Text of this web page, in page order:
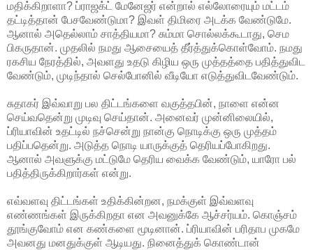
மதிக்கிறாளா? ப்ராஜக்ட் மேனேஜர் என்றால் எல்லோரையும் மட்டம்
தட்டித்தான் பேசவேண்டுமா? இவள் திமிரை அடக்க வேண்டுமே.
ஆனால் அதெல்லாம் சாத்தியமா? சும்மா சொல்லக்கூடாது, செம
பிகருதான். முதலில் நமது ஆசையைத் தீர்த்துக்கொள்வோம். நமது
ரகசிய நேரத்தில், அவளது உதடு கிழிய ஒரு முத்தத்தை பதித்துவிட
வேண்டும், முடிந்தால் செல்போனில் வீடியோ எடுத்துவிடவேண்டும்.
சுதாகர் இவ்வாறு பல திட்டங்களை வகுத்தபின், நாளை என்ன
செய்வதென்று முடிவு செய்தான். அனைவர் முன்னிலையில்,
ப்ரியாவின் உதட்டில் நச்சென்று நான்கு நொடிக்கு ஒரு முத்தம்
பதிப்பதென்று. அடுத்த நொடி யாருக்குத் தெரியப்போகிறது.
ஆனால் அவளுக்கு மட்டுமே தெரிய வைக்க வேண்டும், யாரோ பல்
பதித்திருக்கிறார்கள் என்று.
எவ்வளவு திட்டங்கள் உதிக்கின்றன, நமக்குள் இவ்வளவு
எண்ணங்கள் இருக்கிறதா என அவனுக்கே ஆச்சர்யம். கொஞ்சம்
தூங்குவோம் என கண்களை மூடினான். ப்ரியாவின் பரிதாப முகமே
அவனது மனதுக்குள் ஆடியது. நினைத்துக் கொண்டான்